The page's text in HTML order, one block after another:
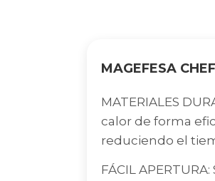
MAGEFESA
MATERIALES
calor de forma
reduciendo el
FÁCIL